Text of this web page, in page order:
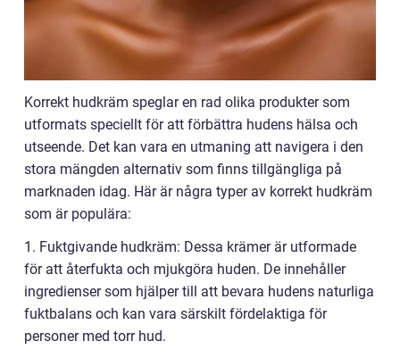
Korrekt hudkräm speglar en rad olika produkter som
utformats speciellt för att förbättra hudens hälsa och
utseende. Det kan vara en utmaning att navigera i den
stora mängden alternativ som finns tillgängliga på
marknaden idag. Här är några typer av korrekt hudkräm
som är populära:
1. Fuktgivande hudkräm: Dessa krämer är utformade
för att återfukta och mjukgöra huden. De innehåller
ingredienser som hjälper till att bevara hudens naturliga
fuktbalans och kan vara särskilt fördelaktiga för
personer med torr hud.